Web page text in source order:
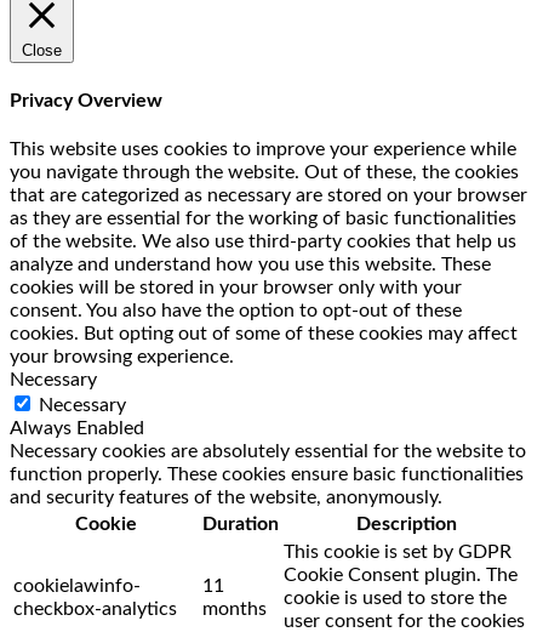
Close
Privacy Overview
This website uses cookies to improve your experience while
you navigate through the website. Out of these, the cookies
that are categorized as necessary are stored on your browser
as they are essential for the working of basic functionalities
of the website. We also use third-party cookies that help us
analyze and understand how you use this website. These
cookies will be stored in your browser only with your
consent. You also have the option to opt-out of these
cookies. But opting out of some of these cookies may affect
your browsing experience.
Necessary
Necessary
Always Enabled
Necessary cookies are absolutely essential for the website to
function properly. These cookies ensure basic functionalities
and security features of the website, anonymously.
Cookie
Duration Description
cookielawinfo-
checkbox-analytics
11
months
This cookie is set by GDPR
Cookie Consent plugin. The
cookie is used to store the
user consent for the cookies